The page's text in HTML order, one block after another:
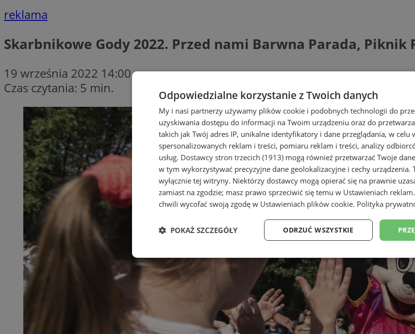
reklama
Skarbnikowe Gody 2022. Przed nami Barwna Parada, Piknik
19 września 2022 14:00
Czas czytania: 5 min.
Odpowiedzialne korzystanie z Twoich danych
My i nasi partnerzy używamy plików cookie i podobnych technologii do
uzyskiwania dostępu do informacji na Twoim urządzeniu oraz do
takich jak Twój adres IP, unikalne identyfikatory i dane przeglądania, w celu
spersonalizowanych reklam i treści, pomiaru reklam i treści, analizy
usług. Dostawcy stron trzecich (1913) mogą również przetwarzać Twoje
w tym wykorzystywać precyzyjne dane geolokalizacyjne i cechy urządzenia.
wyłącznie tej witryny. Niektórzy dostawcy mogą opierać się na prawnie
zamiast na zgodzie; masz prawo sprzeciwić się temu w Ustawieniach reklam
chwili wycofać swoją zgodę w Ustawieniach plików cookie. Polityka
ODRZUĆ WSZYSTKIE
POKAŻ SZCZEGÓŁY
Niezbędne Wydajność Targetowanie Funkcjonalność
Niezbędne Wydajność Targetowanie Funkcjonalność